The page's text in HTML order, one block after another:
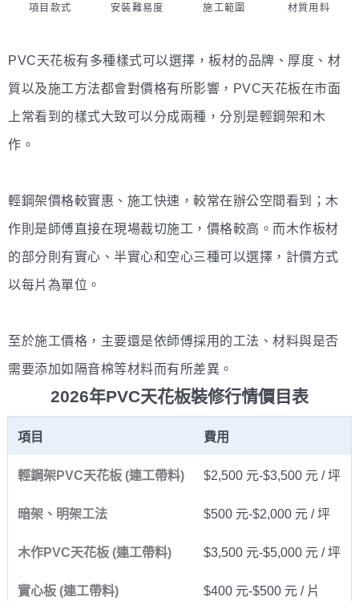
項目款式 安裝難易度 施工範圍 材質用料
PVC天花板有多種樣式可以選擇，板材的品牌、厚度、材
質以及施工方法都會對價格有所影響，PVC天花板在市面
上常看到的樣式大致可以分成兩種，分別是輕鋼架和木
作。
輕鋼架價格較實惠、施工快速，較常在辦公空間看到；木
作則是師傅直接在現場裁切施工，價格較高。而木作板材
的部分則有實心、半實心和空心三種可以選擇，計價方式
以每片為單位。
至於施工價格，主要還是依師傅採用的工法、材料與是否
需要添加如隔音棉等材料而有所差異。
2026年PVC天花板裝修行情價目表
項目 費用
輕鋼架PVC天花板 (連工帶料) $2,500 元-$3,500 元 / 坪
暗架、明架工法 $500 元-$2,000 元 / 坪
木作PVC天花板 (連工帶料) $3,500 元-$5,000 元 / 坪
實心板 (連工帶料) $400 元-$500 元 / 片